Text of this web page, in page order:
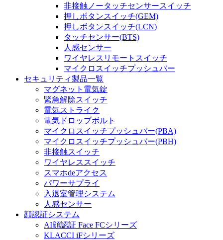
非接触ノータッチセンサースイッチ
押しボタンスイッチ(GEM)
押しボタンスイッチ(LCN)
タッチセンサー(BTS)
人感センサー
ワイヤレスリモートスイッチ
マイクロスイッチプッシュバー
セキュリティ製品一覧
マグネット電気錠
緊急解除スイッチ
電気ストライク
電気ドロップボルト
マイクロスイッチプッシュバー(PBA)
マイクロスイッチプッシュバー(PBH)
非接触スイッチ
ワイヤレススイッチ
スマホdeアクセス
パワーサプライ
入退室管理システム
人感センサー
顔認証システム
AI顔認証 Face FCシリーズ
KLACCI iFシリーズ